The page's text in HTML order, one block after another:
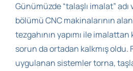
Günümüzde “talaşlı imalat”
bölümü CNC makinalarının
tezgahının yapımı ile
sorun da ortadan kalkmış oldu.
uygulanan sistemler torna,